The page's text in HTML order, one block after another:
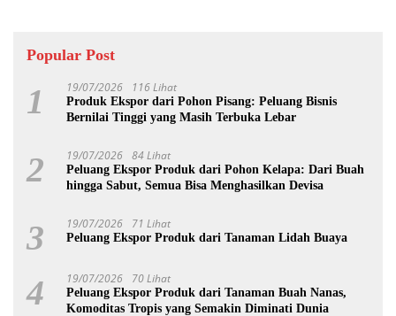
Popular Post
1 19/07/2026 116 Lihat
Produk Ekspor dari Pohon Pisang: Peluang Bisnis
Bernilai Tinggi yang Masih Terbuka Lebar
2 19/07/2026 84 Lihat
Peluang Ekspor Produk dari Pohon Kelapa: Dari Buah
hingga Sabut, Semua Bisa Menghasilkan Devisa
3 19/07/2026 71 Lihat
Peluang Ekspor Produk dari Tanaman Lidah Buaya
4 19/07/2026 70 Lihat
Peluang Ekspor Produk dari Tanaman Buah Nanas,
Komoditas Tropis yang Semakin Diminati Dunia